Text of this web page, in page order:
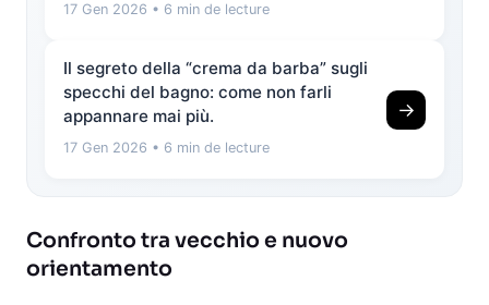
17 Gen 2026 • 6 min de lecture
Il segreto della “crema da barba” sugli
specchi del bagno: come non farli
appannare mai più.
17 Gen 2026 • 6 min de lecture
→
Confronto tra vecchio e nuovo
orientamento